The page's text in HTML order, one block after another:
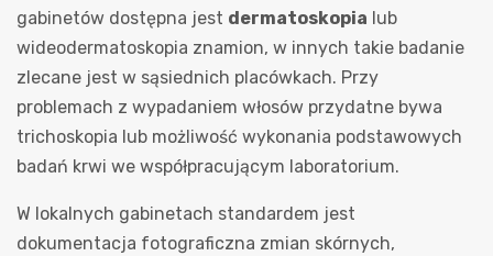
gabinetów dostępna jest dermatoskopia lub
wideodermatoskopia znamion, w innych takie badanie
zlecane jest w sąsiednich placówkach. Przy
problemach z wypadaniem włosów przydatne bywa
trichoskopia lub możliwość wykonania podstawowych
badań krwi we współpracującym laboratorium.
W lokalnych gabinetach standardem jest
dokumentacja fotograficzna zmian skórnych,